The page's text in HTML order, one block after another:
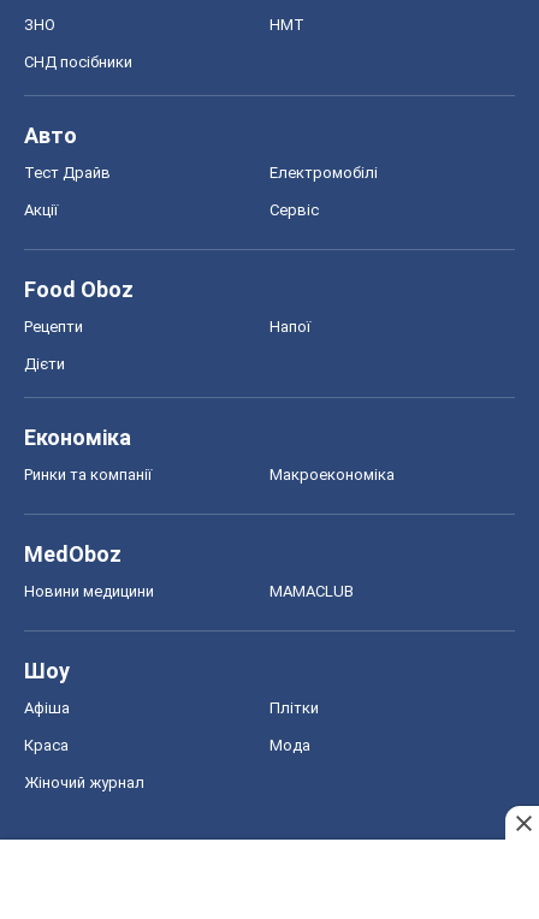
ЗНО НМТ
СНД посібники
Авто
Тест Драйв Електромобілі
Акції Сервіс
Food Oboz
Рецепти Напої
Дієти
Економіка
Ринки та компанії Макроекономіка
MedOboz
Новини медицини MAMACLUB
Шоу
Афіша Плітки
Краса Мода
Жіночий журнал